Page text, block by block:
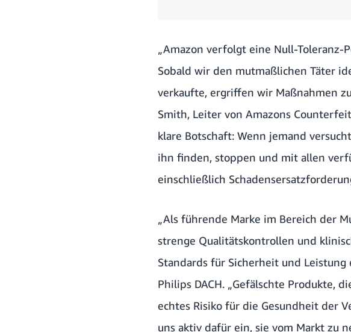
„Amazon verfolgt eine Null-Toleranz-
Sobald wir den mutmaßlichen Täter
verkaufte, ergriffen wir Maßnahmen
Smith, Leiter von Amazons
klare Botschaft: Wenn jemand
ihn finden, stoppen und mit allen
einschließlich
„Als führende Marke im Bereich der
strenge Qualitätskontrollen und
Standards für Sicherheit und Leistung
Philips DACH. „Gefälschte Produkte,
echtes Risiko für die Gesundheit der
uns aktiv dafür ein, sie vom Markt zu